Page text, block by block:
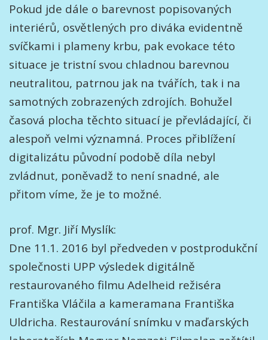
Pokud jde dále o barevnost popisovaných
interiérů, osvětlených pro diváka evidentně
svíčkami i plameny krbu, pak evokace této
situace je tristní svou chladnou barevnou
neutralitou, patrnou jak na tvářích, tak i na
samotných zobrazených zdrojích. Bohužel
časová plocha těchto situací je převládající, či
alespoň velmi významná. Proces přiblížení
digitalizátu původní podobě díla nebyl
zvládnut, poněvadž to není snadné, ale
přitom víme, že je to možné.
prof. Mgr. Jiří Myslík:
Dne 11.1. 2016 byl předveden v postprodukční
společnosti UPP výsledek digitálně
restaurovaného filmu Adelheid režiséra
Františka Vláčila a kameramana Františka
Uldricha. Restaurování snímku v maďarských